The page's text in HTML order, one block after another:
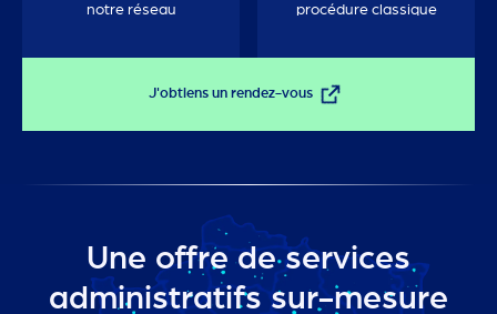
notre réseau
procédure classique
J'obtiens un rendez-vous
Une offre de services
administratifs sur-mesure